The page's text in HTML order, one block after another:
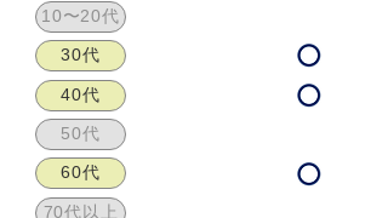
10〜20代
30代
40代
50代
60代
70代以上